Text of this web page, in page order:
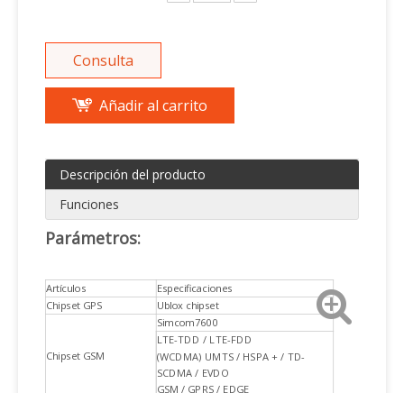
Consulta
Añadir al carrito
Descripción del producto
Funciones
Parámetros:
Artículos
Especificaciones
Chipset GPS
Ublox chipset
Chipset GSM
Simcom7600
LTE-TDD / LTE-FDD
(WCDMA) UMTS / HSPA + / TD-
SCDMA / EVDO
GSM / GPRS / EDGE